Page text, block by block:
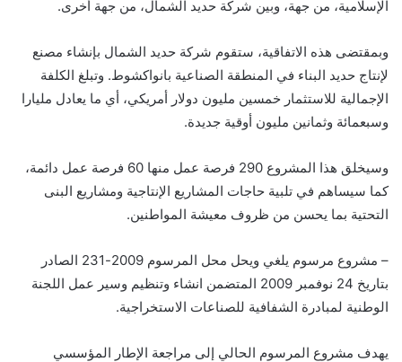
الإسلامية، من جهة، وبين شركة حديد الشمال، من جهة أخرى.
وبمقتضى هذه الاتفاقية، ستقوم شركة حديد الشمال بإنشاء مصنع
لإنتاج حديد البناء في المنطقة الصناعية بانواكشوط. وتبلغ الكلفة
الإجمالية للاستثمار خمسين مليون دولار أمريكي، أي ما يعادل مليارا
وسبعمائة وثمانين مليون أوقية جديدة.
وسيخلق هذا المشروع 290 فرصة عمل منها 60 فرصة عمل دائمة،
كما سيساهم في تلبية حاجات المشاريع الإنتاجية ومشاريع البنى
التحتية بما يحسن من ظروف معيشة المواطنين.
– مشروع مرسوم يلغي ويحل محل المرسوم 2009-231 الصادر
بتاريخ 24 نوفمبر 2009 المتضمن انشاء وتنظيم وسير عمل اللجنة
الوطنية لمبادرة الشفافية للصناعات الاستخراجية.
يهدف مشروع المرسوم الحالي إلى مراجعة الإطار المؤسسي